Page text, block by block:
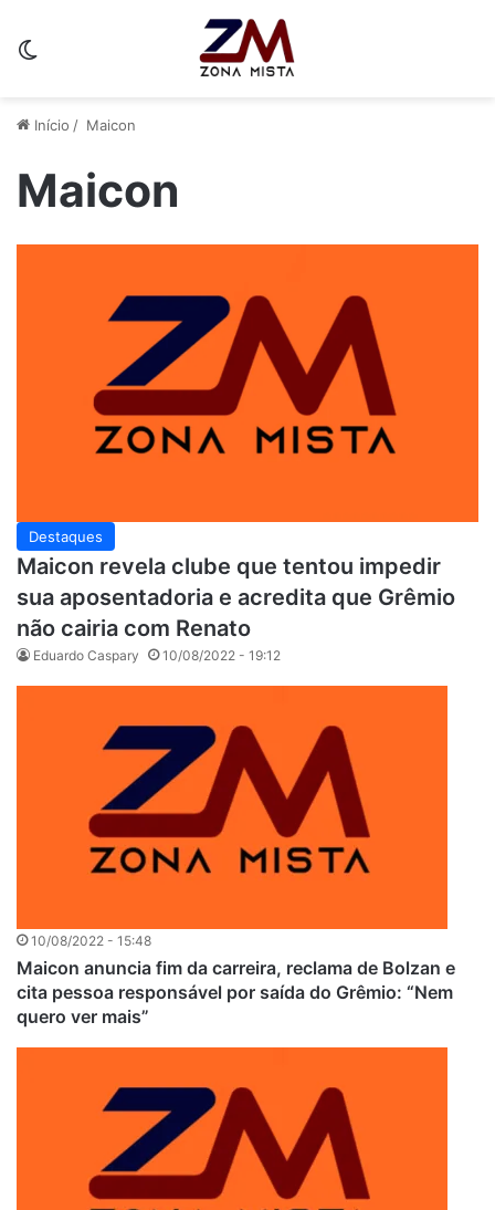
Início / Maicon
Maicon
Destaques
Maicon revela clube que tentou impedir
sua aposentadoria e acredita que Grêmio
não cairia com Renato
Eduardo Caspary 10/08/2022 - 19:12
10/08/2022 - 15:48
Maicon anuncia fim da carreira, reclama de Bolzan e
cita pessoa responsável por saída do Grêmio: “Nem
quero ver mais”